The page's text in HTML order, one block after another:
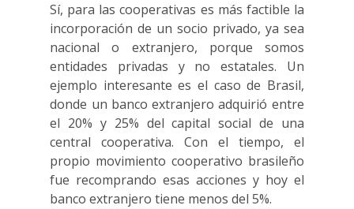
Sí, para las cooperativas es más factible la
incorporación de un socio privado, ya sea
nacional o extranjero, porque somos
entidades privadas y no estatales. Un
ejemplo interesante es el caso de Brasil,
donde un banco extranjero adquirió entre
el 20% y 25% del capital social de una
central cooperativa. Con el tiempo, el
propio movimiento cooperativo brasileño
fue recomprando esas acciones y hoy el
banco extranjero tiene menos del 5%.